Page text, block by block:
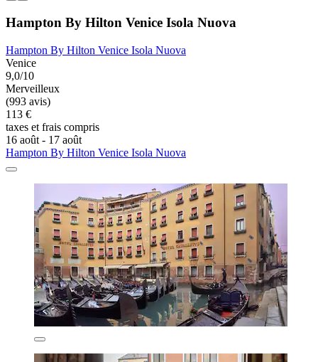
Hampton By Hilton Venice Isola Nuova
Hampton By Hilton Venice Isola Nuova
Venice
9,0/10
Merveilleux
(993 avis)
113 €
taxes et frais compris
16 août - 17 août
Hampton By Hilton Venice Isola Nuova